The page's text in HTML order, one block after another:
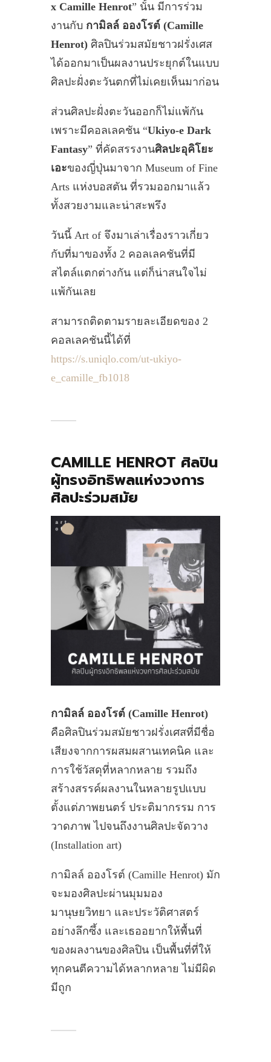
x Camille Henrot” นั้น มีการร่วม
งานกับ กามิลล์ อองโรต์ (Camille
Henrot) ศิลปินร่วมสมัยชาวฝรั่งเศส
ได้ออกมาเป็นผลงานประยุกต์ในแบบ
ศิลปะฝั่งตะวันตกที่ไม่เคยเห็นมาก่อน
ส่วนศิลปะฝั่งตะวันออกก็ไม่แพ้กัน
เพราะมีคอลเลคชัน “Ukiyo-e Dark
Fantasy” ที่คัดสรรงานศิลปะอุคิโยะ
เอะของญี่ปุ่นมาจาก Museum of Fine
Arts แห่งบอสตัน ที่รวมออกมาแล้ว
ทั้งสวยงามและน่าสะพรึง
วันนี้ Art of จึงมาเล่าเรื่องราวเกี่ยว
กับที่มาของทั้ง 2 คอลเลคชันที่มี
สไตล์แตกต่างกัน แต่ก็น่าสนใจไม่
แพ้กันเลย
สามารถติดตามรายละเอียดของ 2
คอลเลคชันนี้ได้ที่
https://s.uniqlo.com/ut-ukiyo-
e_camille_fb1018
CAMILLE HENROT ศิลปิน
ผู้ทรงอิทธิพลแห่งวงการ
ศิลปะร่วมสมัย
กามิลล์ อองโรต์ (Camille Henrot)
คือศิลปินร่วมสมัยชาวฝรั่งเศสที่มีชื่อ
เสียงจากการผสมผสานเทคนิค และ
การใช้วัสดุที่หลากหลาย รวมถึง
สร้างสรรค์ผลงานในหลายรูปแบบ
ตั้งแต่ภาพยนตร์ ประติมากรรม การ
วาดภาพ ไปจนถึงงานศิลปะจัดวาง
(Installation art)
กามิลล์ อองโรต์ (Camille Henrot) มัก
จะมองศิลปะผ่านมุมมอง
มานุษยวิทยา และประวัติศาสตร์
อย่างลึกซึ้ง และเธออยากให้พื้นที่
ของผลงานของศิลปิน เป็นพื้นที่ที่ให้
ทุกคนตีความได้หลากหลาย ไม่มีผิด
มีถูก